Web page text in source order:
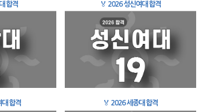
합격 🏅 2026 성신여대 합격
대 합격 🏅 2026 세종대 합격